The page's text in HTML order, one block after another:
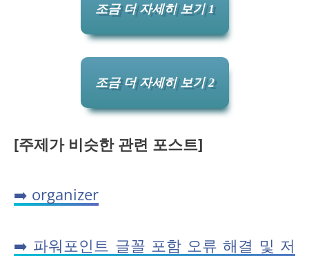
조금 더 자세히 보기 1
조금 더 자세히 보기 2
[주제가 비슷한 관련 포스트]
➡️ organizer
➡️ 파워포인트 글꼴 포함 오류 해결 및 저